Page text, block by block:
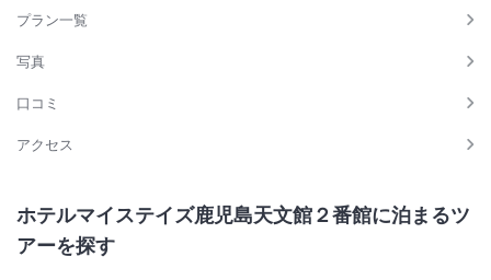
プラン一覧
写真
口コミ
アクセス
ホテルマイステイズ鹿児島天文館２番館に泊まるツ
アーを探す